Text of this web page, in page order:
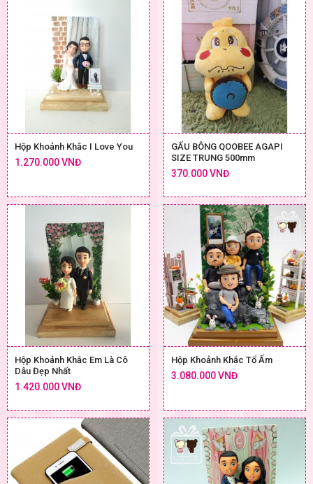
Hộp Khoảnh Khắc I Love You
1.270.000 VNĐ
GẤU BÔNG QOOBEE AGAPI
SIZE TRUNG 500mm
370.000 VNĐ
Hộp Khoảnh Khắc Em Là Cô
Dâu Đẹp Nhất
1.420.000 VNĐ
Hộp Khoảnh Khắc Tổ Ấm
3.080.000 VNĐ